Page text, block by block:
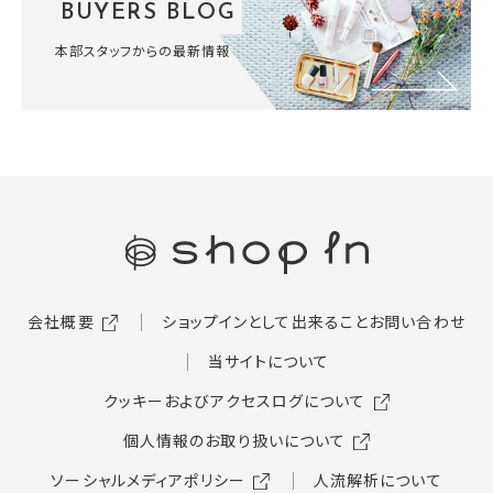
BUYERS BLOG
本部スタッフからの最新情報
会社概要 ショップインとして出来ることお問い合わせ
当サイトについて
クッキーおよびアクセスログについて
個人情報のお取り扱いについて
ソーシャルメディアポリシー
人流解析について